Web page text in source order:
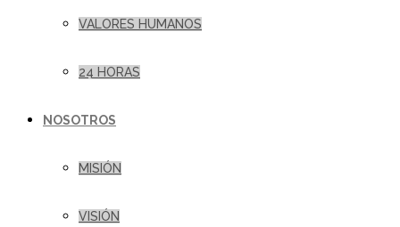
VALORES HUMANOS
24 HORAS
NOSOTROS
MISIÓN
VISIÓN